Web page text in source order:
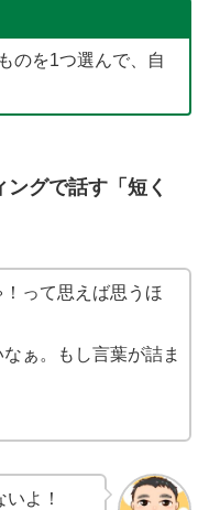
のを1つ選んで、自
ングで話す「短く
って思えば思うほ
ぁ。もし言葉が詰ま
よ！